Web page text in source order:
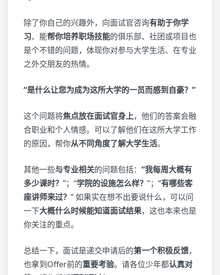
除了你自己的兴趣外，向面试官咨询有助于你学
习、能帮你培养职场技能的俱乐部、社团或项目也
是个不错的问题，体现你对参与大学生活、在专业
之外交朋友的热情。
“是什么让您为成为这所大学的一员而感到自豪？”
这个问题将焦点放在面试官身上，他们的答案会融
合职业和个人情感。可以了解他们在这所大学工作
的原因，帮你从不同角度了解大学生活。
其他一些与专业相关的问题包括： “我每周大概有
多少课时？ ”；“学院的设施怎么样？ ”；“有哪些客
座讲师来过？ ” 如果实在想不出要说什么，可以问
一下大概什么时候能知道面试结果，这也本来也是
你关注的重点。
总结一下，面试是递交申请后的第一个积极反馈，
也拿到Offer前的重要考验。请各位少年都认真对